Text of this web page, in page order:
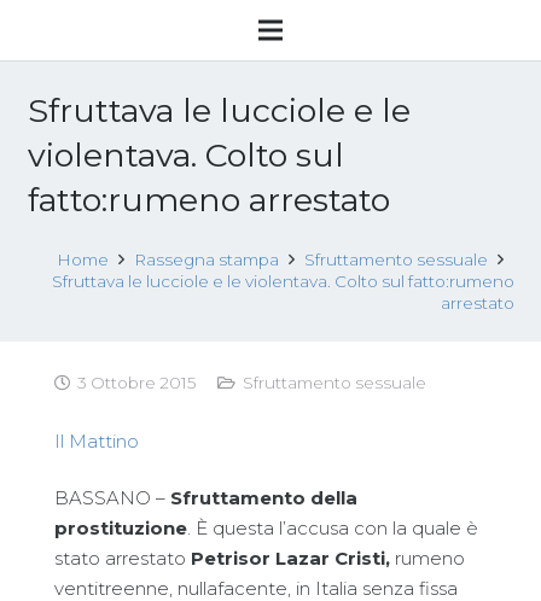
Sfruttava le lucciole e le
violentava. Colto sul
fatto:rumeno arrestato
Home Rassegna stampa
Sfruttamento sessuale
Sfruttava le lucciole e le violentava. Colto sul fatto:rumeno
arrestato
3 Ottobre 2015 Sfruttamento sessuale
Il Mattino
BASSANO – Sfruttamento della
prostituzione. È questa l’accusa con la quale è
stato arrestato Petrisor Lazar Cristi, rumeno
ventitreenne, nullafacente, in Italia senza fissa